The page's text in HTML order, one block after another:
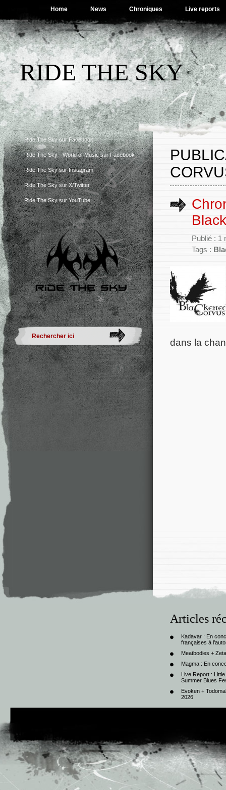
Home News Chroniques Live reports
RIDE THE SKY
Ride The Sky sur Facebook
Ride The Sky - World of Music sur Facebook
Ride The Sky sur Instagram
Ride The Sky sur X/Twitter
Ride The Sky sur YouTube
Publié : 1
Tags :
dans la
Articles
Kadavar : En
françaises à
Meatbodies +
Magma : En
Live Report :
Summer Blues
Evoken +
2026